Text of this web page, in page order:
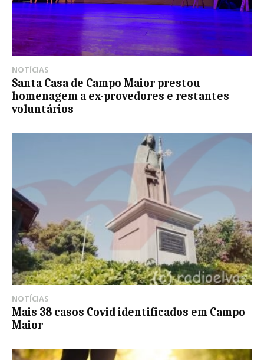
NOTÍCIAS
Santa Casa de Campo Maior prestou
homenagem a ex-provedores e restantes
voluntários
NOTÍCIAS
Mais 38 casos Covid identificados em Campo
Maior